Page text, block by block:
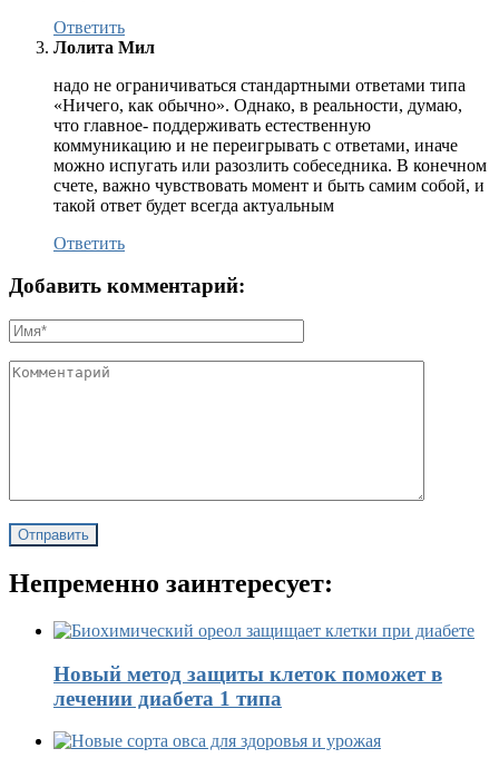
Ответить
Лолита Мил
надо не ограничиваться стандартными ответами типа
«Ничего, как обычно». Однако, в реальности, думаю,
что главное- поддерживать естественную
коммуникацию и не переигрывать с ответами, иначе
можно испугать или разозлить собеседника. В конечном
счете, важно чувствовать момент и быть самим собой, и
такой ответ будет всегда актуальным
Ответить
Добавить комментарий:
Непременно заинтересует:
Новый метод защиты клеток поможет в
лечении диабета 1 типа